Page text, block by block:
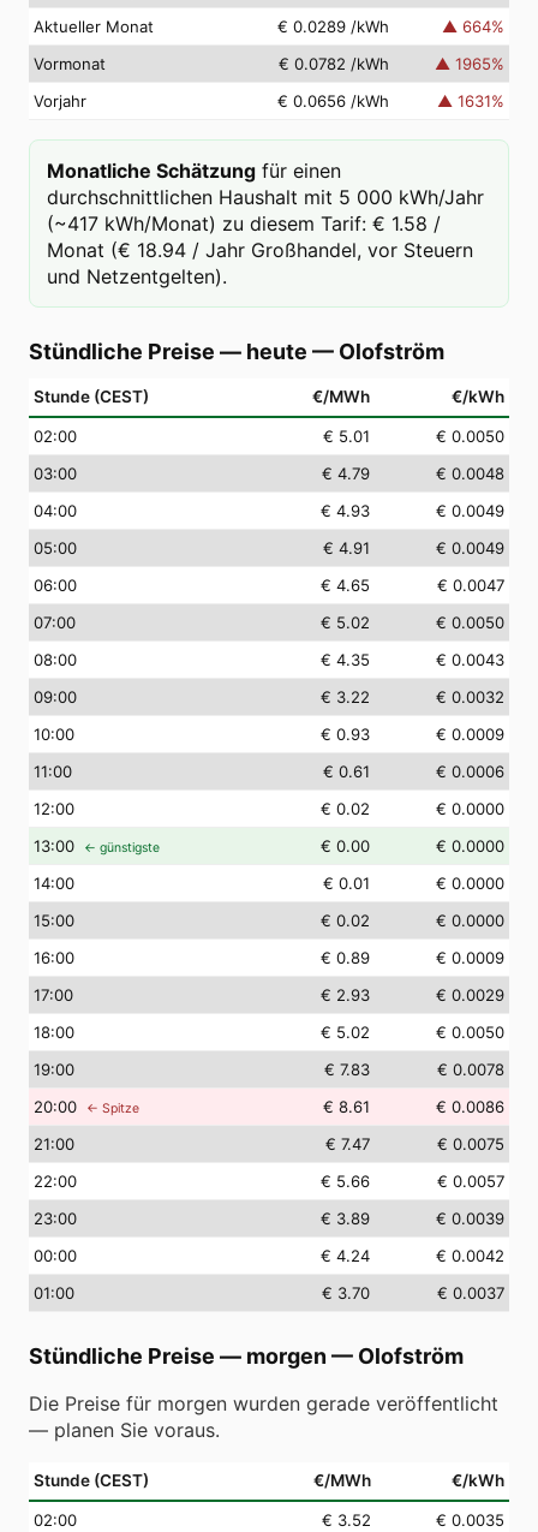
Aktueller Monat
€ 0.0289 /kWh ▲ 664%
Vormonat
€ 0.0782 /kWh ▲ 1965%
Vorjahr
€ 0.0656 /kWh ▲ 1631%
Monatliche Schätzung für einen
durchschnittlichen Haushalt mit 5 000 kWh/Jahr
(~417 kWh/Monat) zu diesem Tarif: € 1.58 /
Monat (€ 18.94 / Jahr Großhandel, vor Steuern
und Netzentgelten).
Stündliche Preise — heute — Olofström
Stunde (CEST) €/MWh €/kWh
02:00 € 5.01
€ 0.0050
03:00 € 4.79
€ 0.0048
04:00 € 4.93
€ 0.0049
05:00 € 4.91
€ 0.0049
06:00 € 4.65
€ 0.0047
07:00 € 5.02
€ 0.0050
08:00 € 4.35
€ 0.0043
09:00 € 3.22
€ 0.0032
10:00 € 0.93
€ 0.0009
11:00 € 0.61
€ 0.0006
12:00 € 0.02
€ 0.0000
13:00 ← günstigste € 0.00
€ 0.0000
14:00 € 0.01
€ 0.0000
15:00 € 0.02
€ 0.0000
16:00 € 0.89
€ 0.0009
17:00 € 2.93
€ 0.0029
18:00 € 5.02
€ 0.0050
19:00 € 7.83
€ 0.0078
20:00 ← Spitze € 8.61
€ 0.0086
21:00 € 7.47
€ 0.0075
22:00 € 5.66
€ 0.0057
23:00 € 3.89
€ 0.0039
00:00 € 4.24
€ 0.0042
01:00 € 3.70 € 0.0037
Stündliche Preise — morgen — Olofström
Die Preise für morgen wurden gerade veröffentlicht
— planen Sie voraus.
Stunde (CEST) €/MWh €/kWh
02:00 € 3.52
€ 0.0035